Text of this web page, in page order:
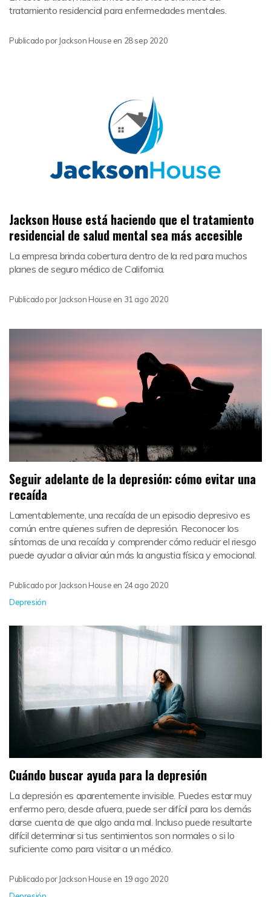
tratamiento residencial para enfermedades mentales.
Publicado por Jackson House en 28 sep 2020
Jackson House está haciendo que el tratamiento
residencial de salud mental sea más accesible
La empresa brinda cobertura dentro de la red para muchos
planes de seguro médico de California.
Publicado por Jackson House en 31 ago 2020
Seguir adelante de la depresión: cómo evitar una
recaída
Lamentablemente, una recaída de un episodio depresivo es
común entre quienes sufren de depresión. Reconocer los
síntomas de una recaída y comprender cómo reducir el riesgo
puede ayudar a aliviar aún más la angustia física y emocional.
Publicado por Jackson House en 24 ago 2020
Depresión
Cuándo buscar ayuda para la depresión
La depresión es aparentemente invisible. Puedes estar muy
enfermo pero, desde afuera, puede ser difícil para los demás
darse cuenta de que algo anda mal. Incluso puede resultarte
difícil determinar si tus sentimientos son normales o si lo
suficiente como para visitar a un médico.
Publicado por Jackson House en 19 ago 2020